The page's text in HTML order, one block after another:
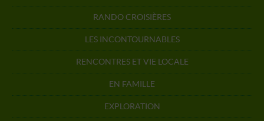
RANDO CROISIÈRES
LES INCONTOURNABLES
RENCONTRES ET VIE LOCALE
EN FAMILLE
EXPLORATION